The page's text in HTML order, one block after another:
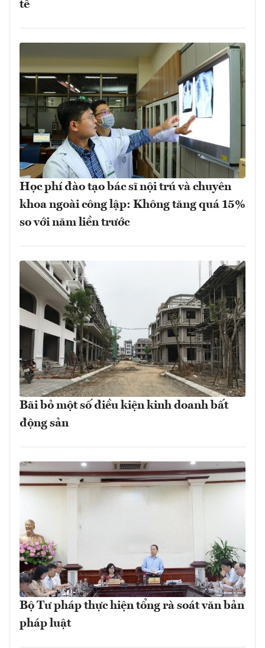
tế
Học phí đào tạo bác sĩ nội trú và chuyên
khoa ngoài công lập: Không tăng quá 15%
so với năm liền trước
Bãi bỏ một số điều kiện kinh doanh bất
động sản
Bộ Tư pháp thực hiện tổng rà soát văn bản
pháp luật